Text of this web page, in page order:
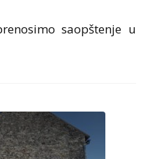
saopštenje u